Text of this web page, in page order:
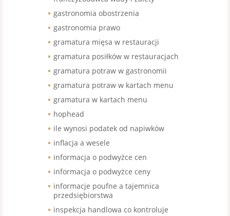
gastronomia obostrzenia
gastronomia prawo
gramatura mięsa w restauracji
gramatura posiłków w restauracjach
gramatura potraw w gastronomii
gramatura potraw w kartach menu
gramatura w kartach menu
hophead
ile wynosi podatek od napiwków
inflacja a wesele
informacja o podwyżce cen
informacja o podwyżce ceny
informacje poufne a tajemnica
przedsiębiorstwa
inspekcja handlowa co kontroluje